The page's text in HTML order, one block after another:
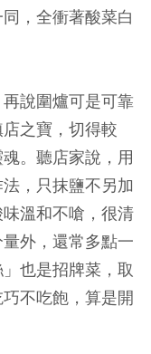
，全衝著酸菜白
說圍爐可是可靠
之寶，切得較
。聽店家說，用
，只抹鹽不另加
溫和不嗆，很清
外，還常多點一
也是招牌菜，取
不吃飽，算是開